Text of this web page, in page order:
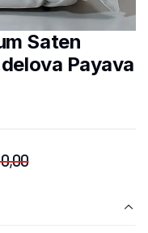
Saten
Payava